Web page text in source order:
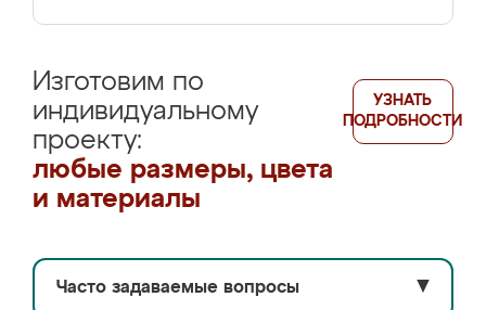
Изготовим по
индивидуальному
проекту:
любые размеры, цвета
и материалы
УЗНАТЬ
ПОДРОБНОСТИ
Часто задаваемые вопросы ▼